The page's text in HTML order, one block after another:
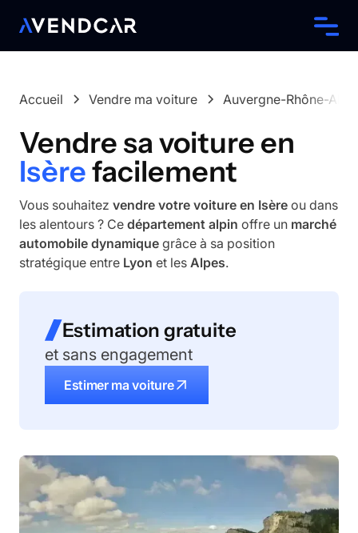
Accueil Vendre ma voiture Auvergne-Rhône-
Vendre sa voiture en
Isèrefacilement
Vous souhaitez vendre votre voiture en Isère ou dans
les alentours ? Ce département alpin offre un marché
automobile dynamique grâce à sa position
stratégique entre Lyon et les Alpes.
Estimation gratuite
et sans engagement
Estimer ma voiture